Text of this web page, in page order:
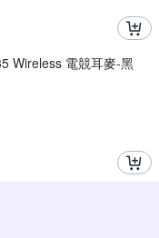
Wireless 電競耳麥-黑